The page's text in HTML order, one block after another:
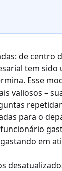
de centro
tem sido
Esse
valiosos –
para o
em